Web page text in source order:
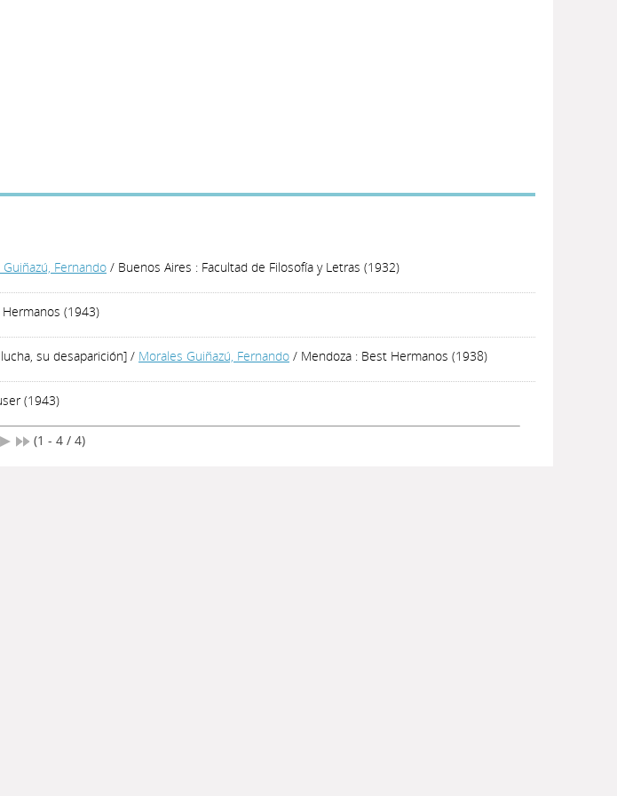
Fernando / Buenos Aires : Facultad de Filosofía y Letras (1932)
(1943)
su desaparición] / Morales Guiñazú, Fernando / Mendoza : Best Hermanos (1938)
(1943)
(1 - 4 / 4)